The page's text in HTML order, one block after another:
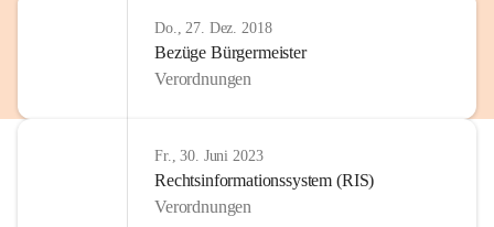
Do., 27. Dez. 2018
Bezüge Bürgermeister
Verordnungen
Fr., 30. Juni 2023
Rechtsinformationssystem (RIS)
Verordnungen